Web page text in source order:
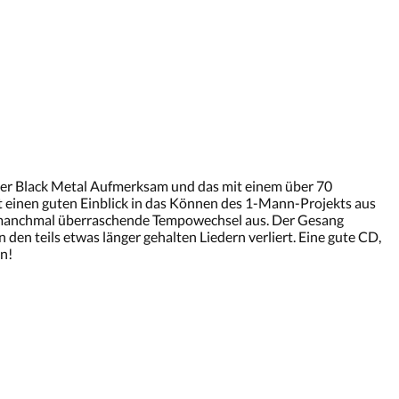
Black Metal Aufmerksam und das mit einem über 70
guten Einblick in das Können des 1-Mann-Projekts aus
überraschende Tempowechsel aus. Der Gesang
teils etwas länger gehalten Liedern verliert. Eine gute CD,